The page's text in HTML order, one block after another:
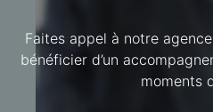
Faites appel à notre
bénéficier d’un
moments